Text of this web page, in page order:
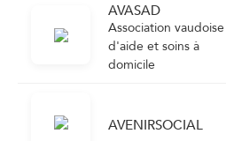
AVASAD
Association vaudoise
d'aide et soins à
domicile
AVENIRSOCIAL